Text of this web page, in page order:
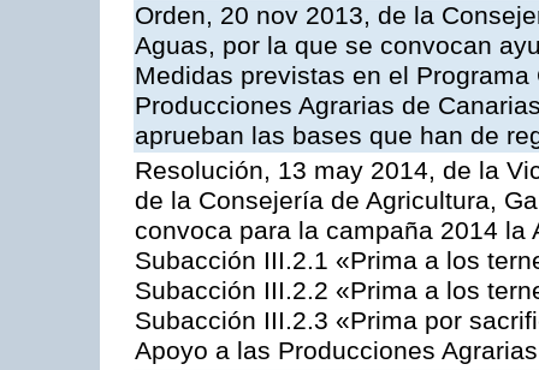
Orden, 20 nov 2013, de la
Aguas, por la que se convocan
Medidas previstas en el
Producciones Agrarias de
aprueban las bases que han de
Resolución, 13 may 2014, de la
de la Consejería de Agricultura,
convoca para la campaña 2014
Subacción III.2.1 «Prima a los
Subacción III.2.2 «Prima a los
Subacción III.2.3 «Prima por
Apoyo a las Producciones